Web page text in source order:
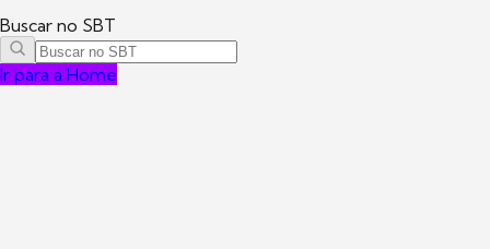
Buscar no SBT
Ir para a Home